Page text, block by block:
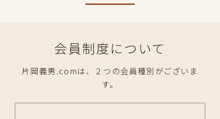
会員制度について
片岡義男.comは、２つの会員種別がございま
す。